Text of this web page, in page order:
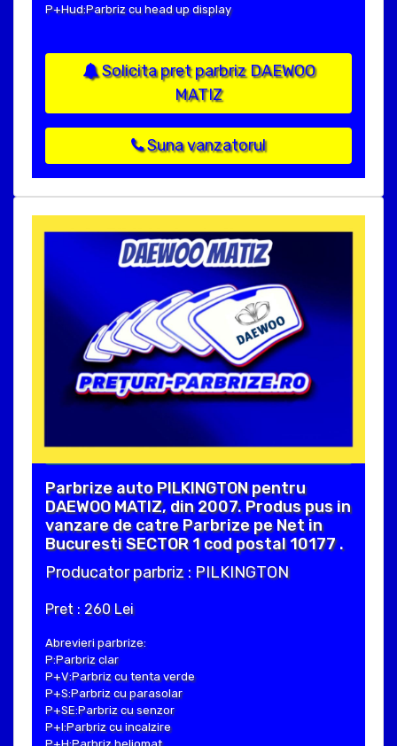
P+Hud:Parbriz cu head up display
Solicita pret parbriz DAEWOO
MATIZ
Suna vanzatorul
Parbrize auto PILKINGTON pentru
DAEWOO MATIZ, din 2007. Produs pus in
vanzare de catre Parbrize pe Net in
Bucuresti SECTOR 1 cod postal 10177 .
Producator parbriz : PILKINGTON
Pret : 260 Lei
Abrevieri parbrize:
P:Parbriz clar
P+V:Parbriz cu tenta verde
P+S:Parbriz cu parasolar
P+SE:Parbriz cu senzor
P+I:Parbriz cu incalzire